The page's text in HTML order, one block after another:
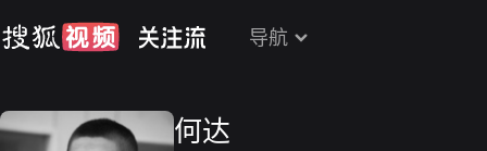
导航
何达